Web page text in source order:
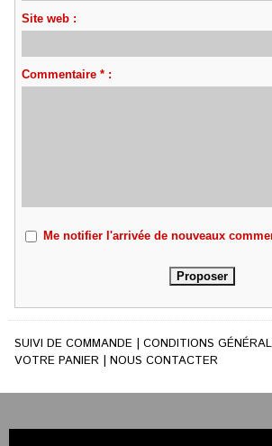
Site web :
Commentaire * :
Me notifier l'arrivée de nouveaux
SUIVI DE COMMANDE | CONDITIONS
VOTRE PANIER | NOUS CONTACTER